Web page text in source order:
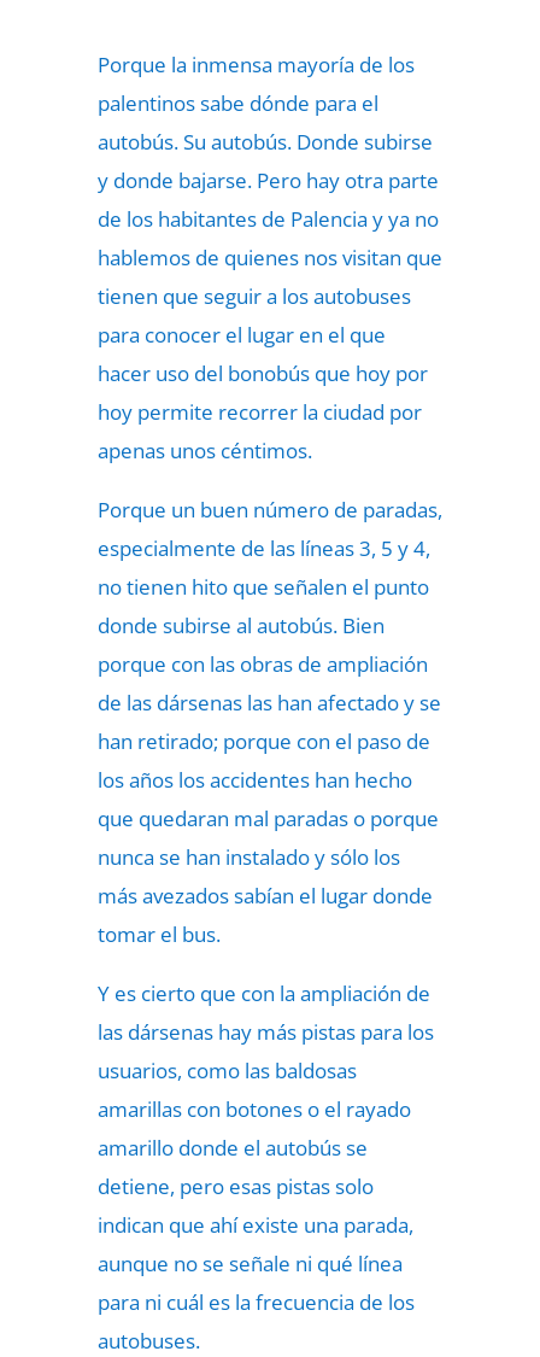
Porque la inmensa mayoría de los
palentinos sabe dónde para el
autobús. Su autobús. Donde subirse
y donde bajarse. Pero hay otra parte
de los habitantes de Palencia y ya no
hablemos de quienes nos visitan que
tienen que seguir a los autobuses
para conocer el lugar en el que
hacer uso del bonobús que hoy por
hoy permite recorrer la ciudad por
apenas unos céntimos.
Porque un buen número de paradas,
especialmente de las líneas 3, 5 y 4,
no tienen hito que señalen el punto
donde subirse al autobús. Bien
porque con las obras de ampliación
de las dársenas las han afectado y se
han retirado; porque con el paso de
los años los accidentes han hecho
que quedaran mal paradas o porque
nunca se han instalado y sólo los
más avezados sabían el lugar donde
tomar el bus.
Y es cierto que con la ampliación de
las dársenas hay más pistas para los
usuarios, como las baldosas
amarillas con botones o el rayado
amarillo donde el autobús se
detiene, pero esas pistas solo
indican que ahí existe una parada,
aunque no se señale ni qué línea
para ni cuál es la frecuencia de los
autobuses.